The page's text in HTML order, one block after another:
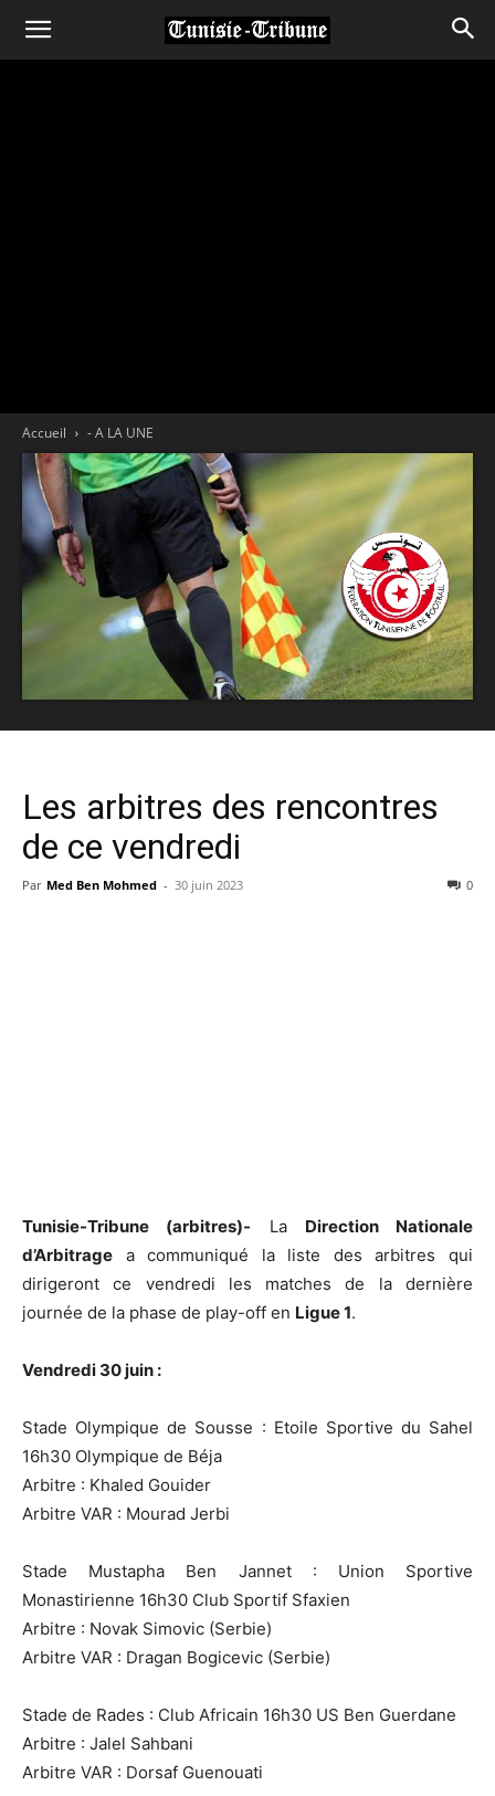
Accueil - A LA UNE
Les arbitres des rencontres
de ce vendredi
Par Med Ben Mohmed - 30 juin 2023 0
Tunisie-Tribune (arbitres)- La Direction Nationale
d’Arbitrage a communiqué la liste des arbitres qui
dirigeront ce vendredi les matches de la dernière
journée de la phase de play-off en Ligue 1.
Vendredi 30 juin :
Stade Olympique de Sousse : Etoile Sportive du Sahel
16h30 Olympique de Béja
Arbitre : Khaled Gouider
Arbitre VAR : Mourad Jerbi
Stade Mustapha Ben Jannet : Union Sportive
Monastirienne 16h30 Club Sportif Sfaxien
Arbitre : Novak Simovic (Serbie)
Arbitre VAR : Dragan Bogicevic (Serbie)
Stade de Rades : Club Africain 16h30 US Ben Guerdane
Arbitre : Jalel Sahbani
Arbitre VAR : Dorsaf Guenouati